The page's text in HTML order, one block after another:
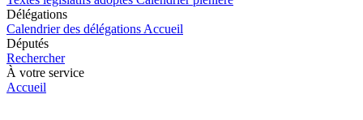
Délégations
Calendrier des délégations Accueil
Députés
Rechercher
À votre service
Accueil